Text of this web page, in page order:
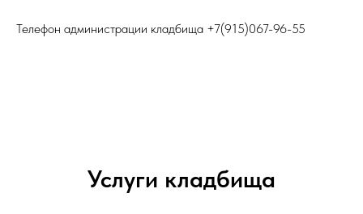
Телефон администрации кладбища +7(915)067-96-55
Услуги кладбища